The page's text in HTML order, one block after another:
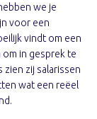
we je
voor een
vindt om een
om in gesprek te
zien zij salarissen
wat een reëel